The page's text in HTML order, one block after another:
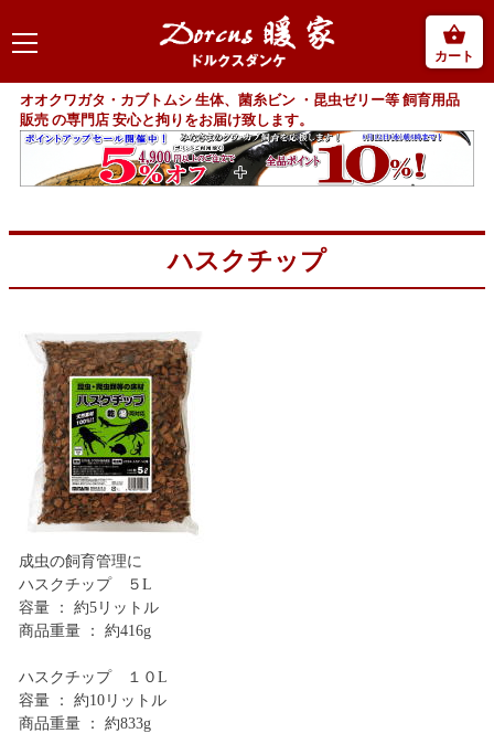
カート
オオクワガタ・カブトムシ 生体、菌糸ビン ・昆虫ゼリー等 飼育用品
販売 の専門店 安心と拘りをお届け致します。
ハスクチップ
成虫の飼育管理に
ハスクチップ ５L
容量 ： 約5リットル
商品重量 ： 約416g
ハスクチップ １０L
容量 ： 約10リットル
商品重量 ： 約833g